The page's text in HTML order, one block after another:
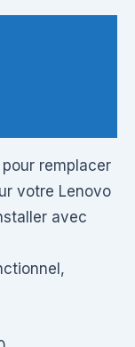
remplacer
votre Lenovo
avec